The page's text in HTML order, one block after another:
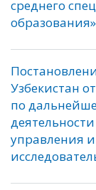
среднего
образования»
Узбекистан
по
управления